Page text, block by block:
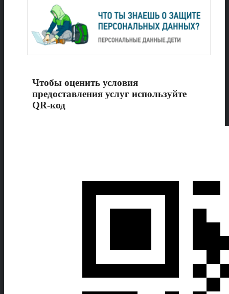
Чтобы оценить условия
предоставления услуг используйте
QR-код